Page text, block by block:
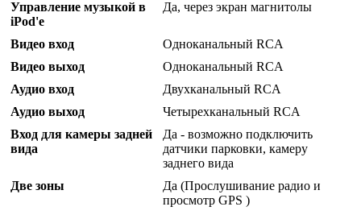
Управление музыкой в
iPod'е
Да, через экран магнитолы
Видео вход
Одноканальный RCA
Видео выход
Одноканальный RCA
Аудио вход
Двухканальный RCA
Аудио выход
Четырехканальный RCA
Вход для камеры задней
вида
Да - возможно подключить
датчики парковки, камеру
заднего вида
Две зоны
Да (Прослушивание радио и
просмотр GPS )